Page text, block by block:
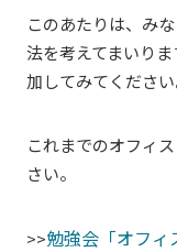
このあたりは、み
法を考えてまいり
加してみてください
これまでのオフィ
さい。
>>勉強会「オフ